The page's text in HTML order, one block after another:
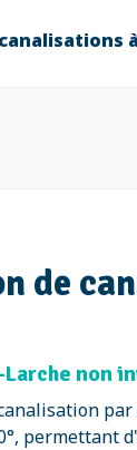
de
non
permettant